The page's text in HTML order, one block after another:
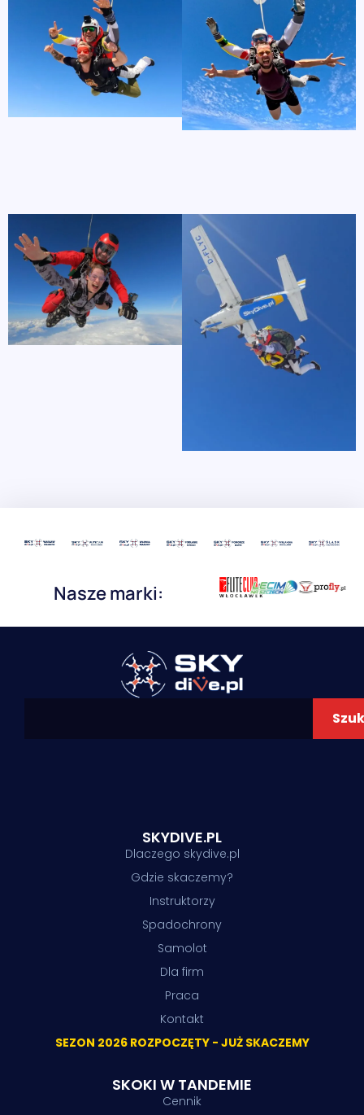
Nasze marki:
SKYDIVE.PL
Dlaczego skydive.pl
Gdzie skaczemy?
Instruktorzy
Spadochrony
Samolot
Dla firm
Praca
Kontakt
SEZON 2026 ROZPOCZĘTY - JUŻ SKACZEMY
SKOKI W TANDEMIE
Cennik